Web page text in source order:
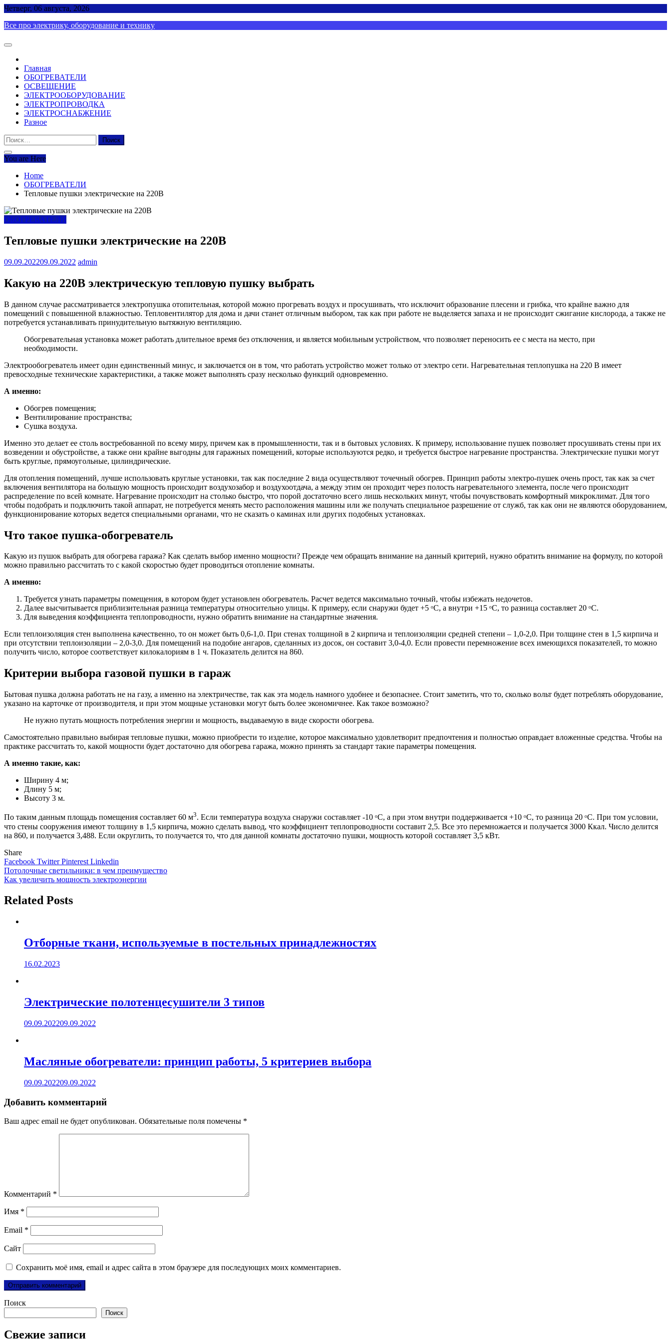
Skip
content
Четверг, 06 августа, 2026
Все про электрику, оборудование и технику
Главная
ОБОГРЕВАТЕЛИ
ОСВЕЩЕНИЕ
ЭЛЕКТРООБОРУДОВАНИЕ
ЭЛЕКТРОПРОВОДКА
ЭЛЕКТРОСНАБЖЕНИЕ
Разное
Найти:
You are Here
Home
ОБОГРЕВАТЕЛИ
Тепловые пушки электрические на 220В
ОБОГРЕВАТЕЛИ
Тепловые пушки электрические на 220В
09.09.202209.09.2022 admin
Какую на 220В электрическую тепловую пушку выбрать
В данном случае рассматривается электропушка отопительная, которой можно прогревать воздух и просушивать, что исключит образование плесени и грибка, что крайне важно для
помещений с повышенной влажностью. Тепловентилятор для дома и дачи станет отличным выбором, так как при работе не выделяется запаха и не происходит сжигание кислорода, а также не
потребуется устанавливать принудительную вытяжную вентиляцию.
Обогревательная установка может работать длительное время без отключения, и является мобильным устройством, что позволяет переносить ее с места на место, при
необходимости.
Электрообогреватель имеет один единственный минус, и заключается он в том, что работать устройство может только от электро сети. Нагревательная теплопушка на 220 В имеет
превосходные технические характеристики, а также может выполнять сразу несколько функций одновременно.
А именно:
Обогрев помещения;
Вентилирование пространства;
Сушка воздуха.
Именно это делает ее столь востребованной по всему миру, причем как в промышленности, так и в бытовых условиях. К примеру, использование пушек позволяет просушивать стены при их
возведении и обустройстве, а также они крайне выгодны для гаражных помещений, которые используются редко, и требуется быстрое нагревание пространства. Электрические пушки могут
быть круглые, прямоугольные, цилиндрические.
Для отопления помещений, лучше использовать круглые установки, так как последние 2 вида осуществляют точечный обогрев. Принцип работы электро-пушек очень прост, так как за счет
включения вентилятора на большую мощность происходит воздухозабор и воздухоотдача, а между этим он проходит через полость нагревательного элемента, после чего происходит
распределение по всей комнате. Нагревание происходит на столько быстро, что порой достаточно всего лишь нескольких минут, чтобы почувствовать комфортный микроклимат. Для того
чтобы подобрать и подключить такой аппарат, не потребуется менять место расположения машины или же получать специальное разрешение от служб, так как они не являются оборудованием,
функционирование которых ведется специальными органами, что не сказать о каминах или других подобных установках.
Что такое пушка-обогреватель
Какую из пушок выбрать для обогрева гаража? Как сделать выбор именно мощности? Прежде чем обращать внимание на данный критерий, нужно обратить внимание на формулу, по которой
можно правильно рассчитать то с какой скоростью будет проводиться отопление комнаты.
А именно:
Требуется узнать параметры помещения, в котором будет установлен обогреватель. Расчет ведется максимально точный, чтобы избежать недочетов.
Далее высчитывается приблизительная разница температуры относительно улицы. К примеру, если снаружи будет +5 ᵒС, а внутри +15 ᵒС, то разница составляет 20 ᵒС.
Для выведения коэффициента теплопроводности, нужно обратить внимание на стандартные значения.
Если теплоизоляция стен выполнена качественно, то он может быть 0,6-1,0. При стенах толщиной в 2 кирпича и теплоизоляции средней степени – 1,0-2,0. При толщине стен в 1,5 кирпича и
при отсутствии теплоизоляции – 2,0-3,0. Для помещений на подобие ангаров, сделанных из досок, он составит 3,0-4,0. Если провести перемножение всех имеющихся показателей, то можно
получить число, которое соответствует килокалориям в 1 ч. Показатель делится на 860.
Критерии выбора газовой пушки в гараж
Бытовая пушка должна работать не на газу, а именно на электричестве, так как эта модель намного удобнее и безопаснее. Стоит заметить, что то, сколько вольт будет потреблять оборудование,
указано на карточке от производителя, и при этом мощные установки могут быть более экономичнее. Как такое возможно?
Не нужно путать мощность потребления энергии и мощность, выдаваемую в виде скорости обогрева.
Самостоятельно правильно выбирая тепловые пушки, можно приобрести то изделие, которое максимально удовлетворит предпочтения и полностью оправдает вложенные средства. Чтобы на
практике рассчитать то, какой мощности будет достаточно для обогрева гаража, можно принять за стандарт такие параметры помещения.
А именно такие, как:
Ширину 4 м;
Длину 5 м;
Высоту 3 м.
По таким данным площадь помещения составляет 60 м3. Если температура воздуха снаружи составляет -10 ᵒС, а при этом внутри поддерживается +10 ᵒС, то разница 20 ᵒС. При том условии,
что стены сооружения имеют толщину в 1,5 кирпича, можно сделать вывод, что коэффициент теплопроводности составит 2,5. Все это перемножается и получается 3000 Ккал. Число делится
на 860, и получается 3,488. Если округлить, то получается то, что для данной комнаты достаточно пушки, мощность которой составляет 3,5 кВт.
Share
Facebook TwitterPinterest Linkedin
Навигация
по
записям
Потолочные светильники: в чем преимущество
Как увеличить мощность электроэнергии
Related Posts
Отборные ткани, используемые в постельных принадлежностях
16.02.2023
Электрические полотенцесушители 3 типов
09.09.202209.09.2022
Масляные обогреватели: принцип работы, 5 критериев выбора
09.09.202209.09.2022
Добавить комментарий
Ваш адрес email не будет опубликован. Обязательные поля помечены *
Комментарий *
Имя *
Email *
Сайт
Сохранить моё имя, email и адрес сайта в этом браузере для последующих моих комментариев.
Поиск
Поиск
Свежие записи